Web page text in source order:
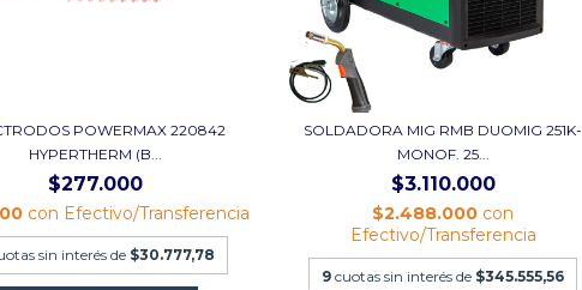
POWERMAX 220842
HYPERTHERM (B...
$277.000
con Efectivo/Transferencia
sin interés de $30.777,78
SOLDADORA MIG RMB DUOMIG 251K-
MONOF. 25...
$3.110.000
$2.488.000 con
Efectivo/Transferencia
9 cuotas sin interés de $345.555,56